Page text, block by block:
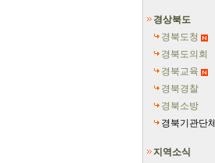
경상북도
경북도청
경북도의회
경북교육
경북경찰
경북소방
경북기관단체
지역소식